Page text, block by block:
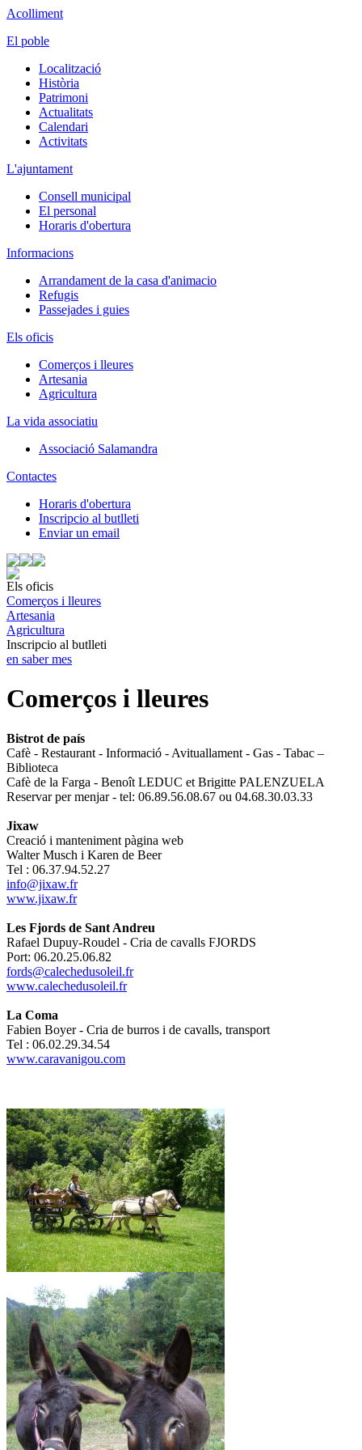
Acolliment
El poble
Localització
Història
Patrimoni
Actualitats
Calendari
Activitats
L'ajuntament
Consell municipal
El personal
Horaris d'obertura
Informacions
Arrandament de la casa d'animacio
Refugis
Passejades i guies
Els oficis
Comerços i lleures
Artesania
Agricultura
La vida associatiu
Associació Salamandra
Contactes
Horaris d'obertura
Inscripcio al butlleti
Enviar un email
Els oficis
Comerços i lleures
Artesania
Agricultura
Inscripcio al butlleti
en saber mes
Comerços i lleures
Bistrot de país
Cafè - Restaurant - Informació - Avituallament - Gas - Tabac –
Biblioteca
Cafè de la Farga - Benoît LEDUC et Brigitte PALENZUELA
Reservar per menjar - tel: 06.89.56.08.67 ou 04.68.30.03.33
Jixaw
Creació i manteniment pàgina web
Walter Musch i Karen de Beer
Tel : 06.37.94.52.27
info@jixaw.fr
www.jixaw.fr
Les Fjords de Sant Andreu
Rafael Dupuy-Roudel - Cria de cavalls FJORDS
Port: 06.20.25.06.82
fords@calechedusoleil.fr
www.calechedusoleil.fr
La Coma
Fabien Boyer - Cria de burros i de cavalls, transport
Tel : 06.02.29.34.54
www.caravanigou.com